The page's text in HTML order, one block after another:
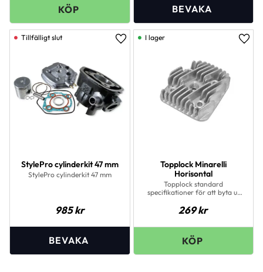
StylePro cylinderkit 47 mm
StylePro cylinderkit 47 mm
985kr
Lägg till i favoriter
Topplock Minarelli
Horisontal
Topplock standard
specifikationer för att byta ut
piratcylinder. Passar de flesta
original och eftermarknads
cylindrar. Till luftkyld minarelli
horisontalmotor
269kr
I lager